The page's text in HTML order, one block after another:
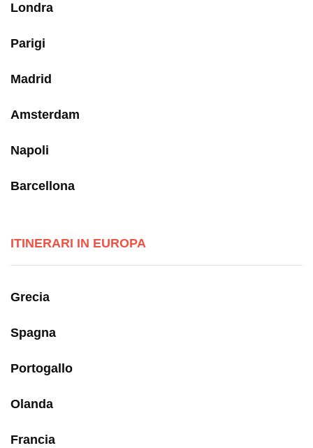
Londra
Parigi
Madrid
Amsterdam
Napoli
Barcellona
ITINERARI IN EUROPA
Grecia
Spagna
Portogallo
Olanda
Francia